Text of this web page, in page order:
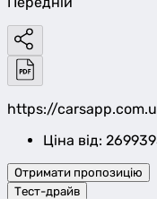
https://
Ціна від:
Отримати пропозицію
Тест-драйв